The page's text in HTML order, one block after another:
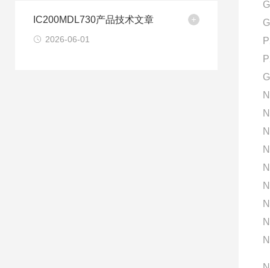
IC200MDL730产品技术文章
2026-06-01